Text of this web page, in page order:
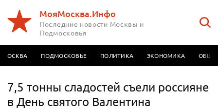
МояМосква.Инфо
Последние новости Москвы и
Подмосковья
МОСКВА ПОДМОСКОВЬЕ ПОЛИТИКА ЭКОНОМИКА
7,5 тонны сладостей съели россияне
в День святого Валентина